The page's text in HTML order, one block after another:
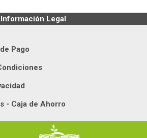
Información Legal
Pago
- Caja de Ahorro